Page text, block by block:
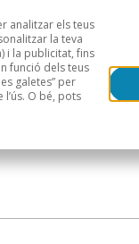
analitzar els teus
la teva
i la publicitat, fins
funció dels teus
galetes” per
O bé, pots